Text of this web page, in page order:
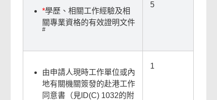
*學歷、相關工作經驗及相
關專業資格的有效證明文件
#
5
由申請人現時工作單位或內
地有關機關簽發的赴港工作
同意書（見ID(C) 1032的附
1